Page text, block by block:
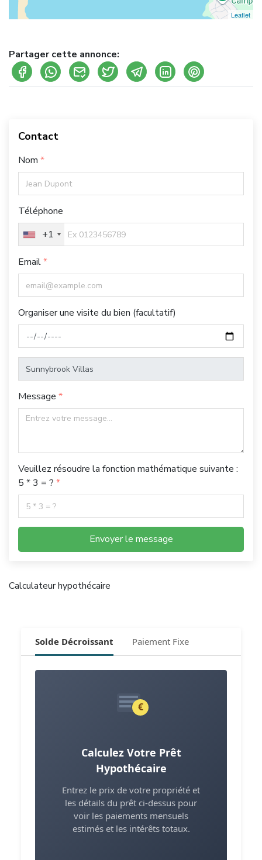
Leaflet
Partager cette annonce:
Contact
Nom
Téléphone
+1
Email
Organiser une visite du bien (facultatif)
Message
Veuillez résoudre la fonction mathématique suivante :
5 * 3 = ?
Envoyer le message
Calculateur hypothécaire
Solde Décroissant Paiement Fixe
€
Calculez Votre Prêt
Hypothécaire
Entrez le prix de votre propriété et
les détails du prêt ci-dessus pour
voir les paiements mensuels
estimés et les intérêts totaux.